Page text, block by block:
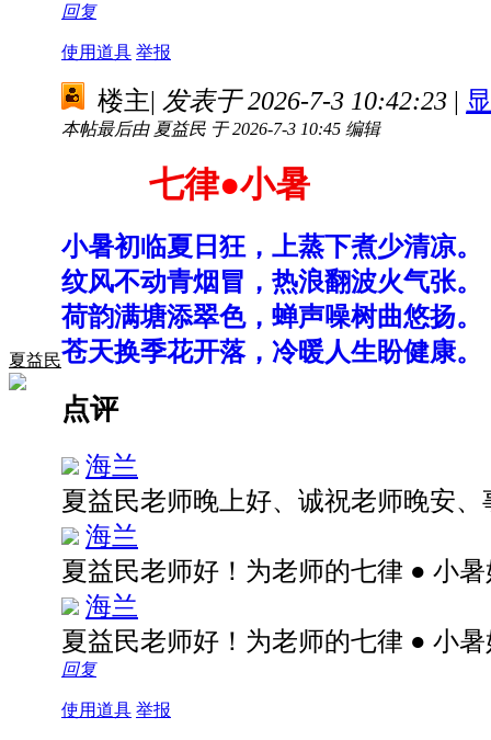
回复
使用道具 举报
夏益民
楼主| 发表于 2026-7-3 10:42:23 |
本帖最后由 夏益民 于 2026-7-3 10:45 编辑
七律●小暑
小暑初临夏日狂，上蒸下煮少清凉。
纹风不动青烟冒，热浪翻波火气张。
荷韵满塘添翠色，蝉声噪树曲悠扬。
苍天换季花开落，冷暖人生盼健康。
点评
海兰
夏益民老师晚上好、诚祝老师晚安
海兰
夏益民老师好！为老师的七律 ● 小
海兰
夏益民老师好！为老师的七律 ● 小
回复
使用道具 举报